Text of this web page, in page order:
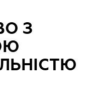
З